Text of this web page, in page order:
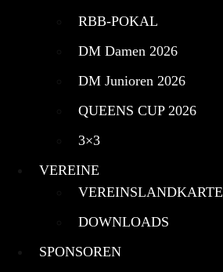
RBB-POKAL
DM Damen 2026
DM Junioren 2026
QUEENS CUP 2026
3×3
VEREINE
VEREINSLANDKARTE
DOWNLOADS
SPONSOREN